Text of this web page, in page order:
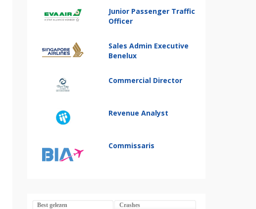
Junior Passenger Traffic
Officer
Sales Admin Executive
Benelux
Commercial Director
Revenue Analyst
Commissaris
Best gelezen Crashes